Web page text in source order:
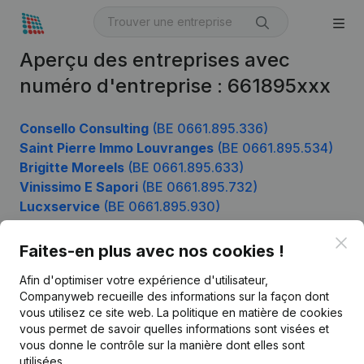
Aperçu des entreprises avec
numéro d'entreprise : 661895xxx
Consello Consulting (BE 0661.895.336)
Saint Pierre Immo Louvranges (BE 0661.895.534)
Brigitte Moreels (BE 0661.895.633)
Vinissimo E Sapori (BE 0661.895.732)
Lucxservice (BE 0661.895.930)
Faites-en plus avec nos cookies !
Afin d'optimiser votre expérience d'utilisateur,
Companyweb recueille des informations sur la façon dont
vous utilisez ce site web. La politique en matière de cookies
vous permet de savoir quelles informations sont visées et
vous donne le contrôle sur la manière dont elles sont
utilisées.
Français
Informations d’entreprise
Monitoring